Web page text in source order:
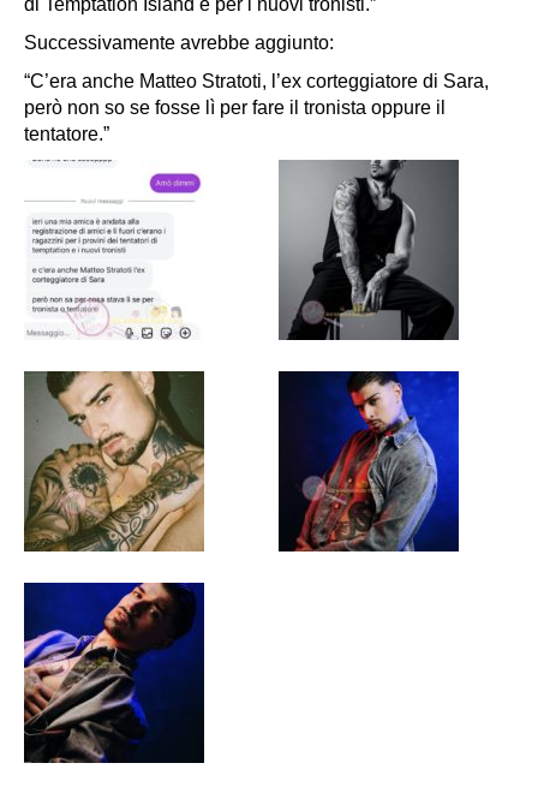
di Temptation Island e per i nuovi tronisti.”
Successivamente avrebbe aggiunto:
“C’era anche Matteo Stratoti, l’ex corteggiatore di Sara,
però non so se fosse lì per fare il tronista oppure il
tentatore.”